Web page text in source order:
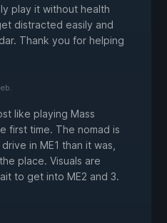
play it without health
distracted easily and
Thank you for helping
like playing Mass
first time. The nomad is
in ME1 than it was,
place. Visuals are
to get into ME2 and 3.